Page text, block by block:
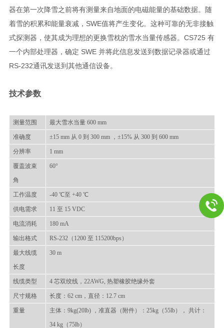
器在第一次降雪之前将有测量来自地面的电磁能量的基础数据。随
着雪的积累和能量衰减，SWE值将产生变化。这种可靠的无非接触
式探测器，使其成为理想的更换雪枕的雪水当量传感器。CS725 有
一个内部处理器，确定 SWE 并将此信息发送到数据记录器或通过
RS-232通讯发送到其他通信设备。
技术参数
测量范围 最大雪水当量 600 mm
准确度 ±15 mm 从 0 到 300 mm ，±15% 从 300 到 600 mm
分辨率 1 mm
覆盖波束
角
60°
工作温度 -40 ℃至 +40 ℃
供电需求 11 至 15VDC
电流消耗 180mA
输出格式 RS-232（1200 至 115200bps）
最大线缆
长度
30 m
线缆类型 4 芯双绞线，22AWG, 热塑橡胶绝缘外套
尺寸规格 长度：62 cm ，直径：12.7 cm
重量 主体：9kg(20lb) ，准直器（附件）：25kg（55lb） ， 共计：
34 kg（75lb）